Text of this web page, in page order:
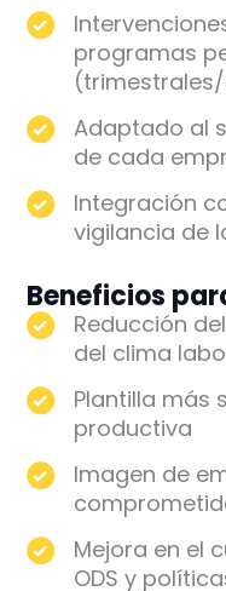
programas
Adaptado al
de cada
Integración
vigilancia de
Beneficios
Reducción
del clima
Plantilla más
productiva
Imagen de
Mejora en el
ODS y